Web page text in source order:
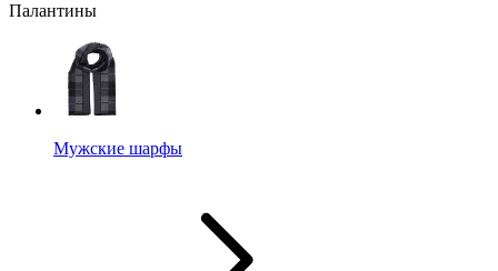
Палантины
Мужские шарфы